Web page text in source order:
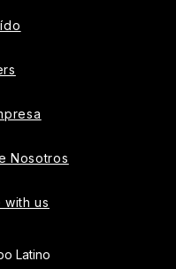
Nosotros
with us
Latino